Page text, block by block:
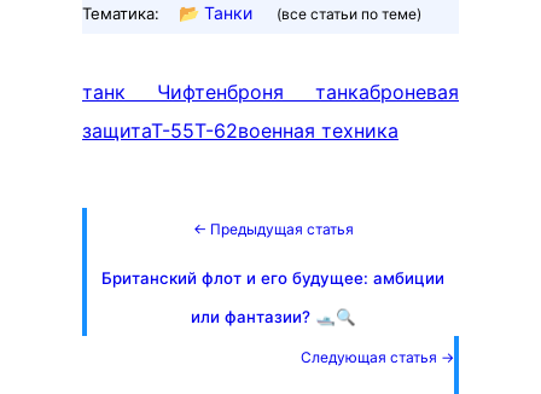
Тематика: 📂 Танки (все статьи по теме)
танк Чифтенброня танкаброневая
защитаТ-55Т-62военная техника
← Предыдущая статья
Британский флот и его будущее: амбиции
или фантазии? 🛥️🔍
Следующая статья →